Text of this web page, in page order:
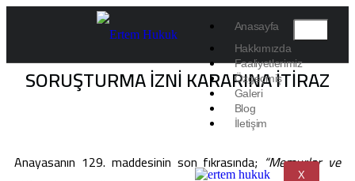
Anasayfa
Hakkımızda
Faaliyetlerimiz
Özgeçmiş
Galeri
Blog
İletişim
X
SORUŞTURMA İZNI KARARINA İTIRAZ
Anayasanın 129. maddesinin son fıkrasında; “Memurlar ve